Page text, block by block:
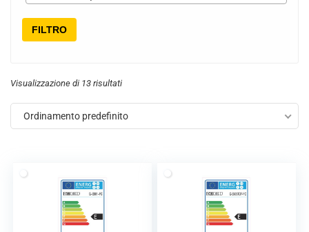
FILTRO
Visualizzazione di 13 risultati
Ordinamento predefinito